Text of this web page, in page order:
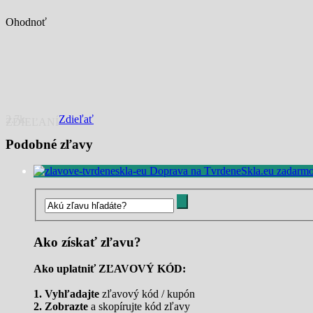
Ohodnoť
Zdieľať
Podobné zľavy
Doprava na TvrdeneSkla.eu
Ako získať zľavu?
Ako uplatniť ZĽAVOVÝ KÓD:
1. Vyhľadajte zľavový kód / kupón
2. Zobrazte a skopírujte kód zľavy